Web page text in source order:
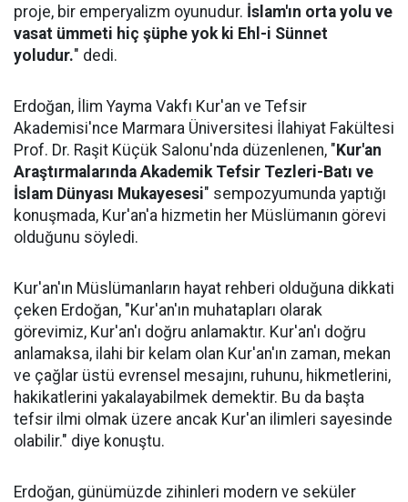
proje, bir emperyalizm oyunudur. İslam'ın orta yolu ve
vasat ümmeti hiç şüphe yok ki Ehl-i Sünnet
yoludur." dedi.
Erdoğan, İlim Yayma Vakfı Kur'an ve Tefsir
Akademisi'nce Marmara Üniversitesi İlahiyat Fakültesi
Prof. Dr. Raşit Küçük Salonu'nda düzenlenen, " Kur'an
Araştırmalarında Akademik Tefsir Tezleri-Batı ve
İslam Dünyası Mukayesesi" sempozyumunda yaptığı
konuşmada, Kur'an'a hizmetin her Müslümanın görevi
olduğunu söyledi.
Kur'an'ın Müslümanların hayat rehberi olduğuna dikkati
çeken Erdoğan, "Kur'an'ın muhatapları olarak
görevimiz, Kur'an'ı doğru anlamaktır. Kur'an'ı doğru
anlamaksa, ilahi bir kelam olan Kur'an'ın zaman, mekan
ve çağlar üstü evrensel mesajını, ruhunu, hikmetlerini,
hakikatlerini yakalayabilmek demektir. Bu da başta
tefsir ilmi olmak üzere ancak Kur'an ilimleri sayesinde
olabilir." diye konuştu.
Erdoğan, günümüzde zihinleri modern ve seküler